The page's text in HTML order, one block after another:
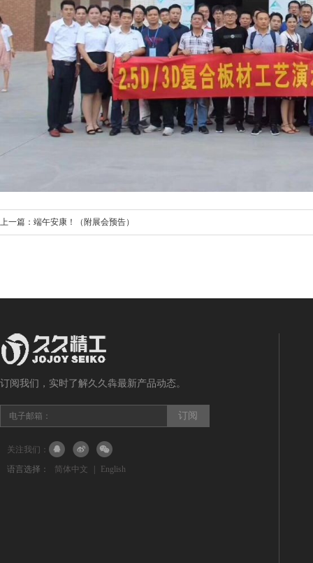
上一篇：端午安康！（附展会预告）
订阅我们，实时了解久久犇最新产品动态。
关注我们：
语言选择：
简体中文 English